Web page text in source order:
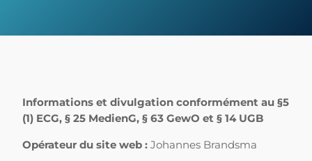
Informations et divulgation conformément au §5
(1) ECG, § 25 MedienG, § 63 GewO et § 14 UGB
Opérateur du site web : Johannes Brandsma